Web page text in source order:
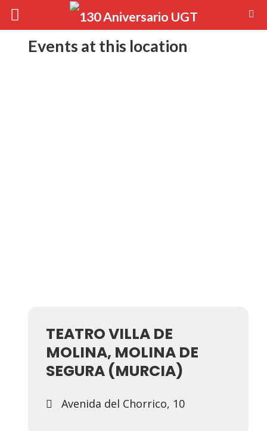
Events at this location
TEATRO VILLA DE
MOLINA, MOLINA DE
SEGURA (MURCIA)
Avenida del Chorrico, 10